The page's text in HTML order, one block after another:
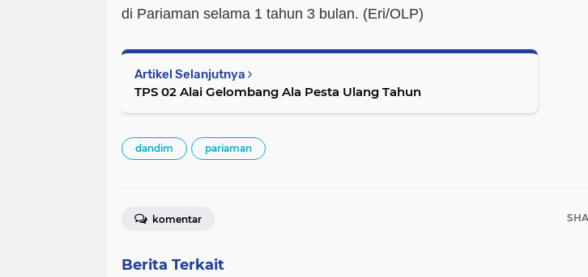
di Pariaman selama 1 tahun 3 bulan. (Eri/OLP)
Artikel Selanjutnya
TPS 02 Alai Gelombang Ala Pesta Ulang Tahun
dandim pariaman
komentar
Berita Terkait